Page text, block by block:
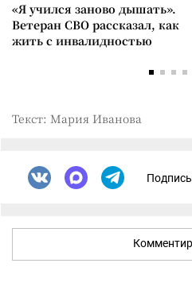
«Я учился заново дышать».
Ветеран СВО рассказал, как
жить с инвалидностью
Текст: Мария Иванова